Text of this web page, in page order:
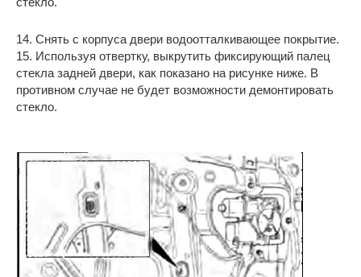
14. Снять с корпуса двери водоотталкивающее покрытие.
15. Используя отвертку, выкрутить фиксирующий палец
стекла задней двери, как показано на рисунке ниже. В
противном случае не будет возможности демонтировать
стекло.